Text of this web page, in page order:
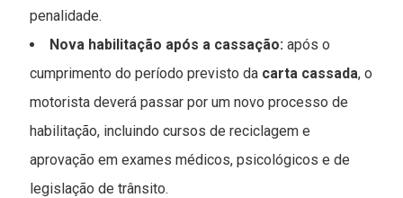
penalidade.
Nova habilitação após a cassação: após o
cumprimento do período previsto da carta cassada, o
motorista deverá passar por um novo processo de
habilitação, incluindo cursos de reciclagem e
aprovação em exames médicos, psicológicos e de
legislação de trânsito.